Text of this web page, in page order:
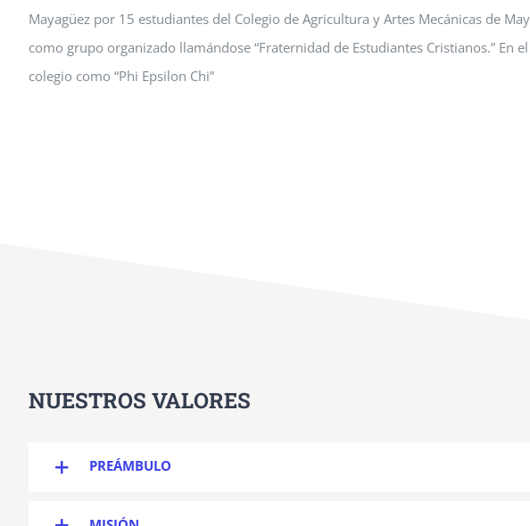
Mayagüez por 15 estudiantes del Colegio de Agricultura y Artes Mecánicas de
como grupo organizado llamándose “Fraternidad de Estudiantes Cristianos.” En
colegio como “Phi Epsilon Chi”
NUESTROS VALORES
PREÁMBULO